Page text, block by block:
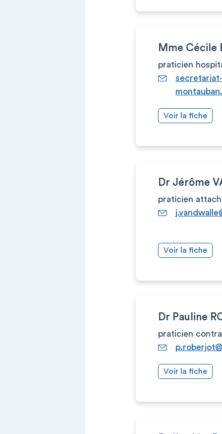
Mme Cécile
praticien
Voir la fiche
Dr Jérôme
praticien
Voir la fiche
Dr Pauline
praticien
Voir la fiche